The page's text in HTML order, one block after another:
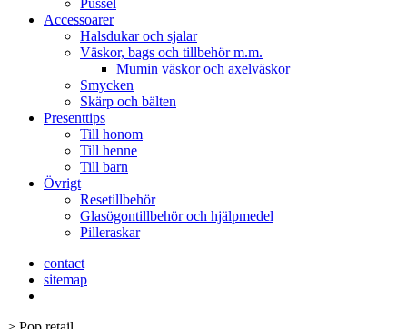
Pussel
Accessoarer
Halsdukar och sjalar
Väskor, bags och tillbehör m.m.
Mumin väskor och axelväskor
Smycken
Skärp och bälten
Presenttips
Till honom
Till henne
Till barn
Övrigt
Resetillbehör
Glasögontillbehör och hjälpmedel
Pilleraskar
contact
sitemap